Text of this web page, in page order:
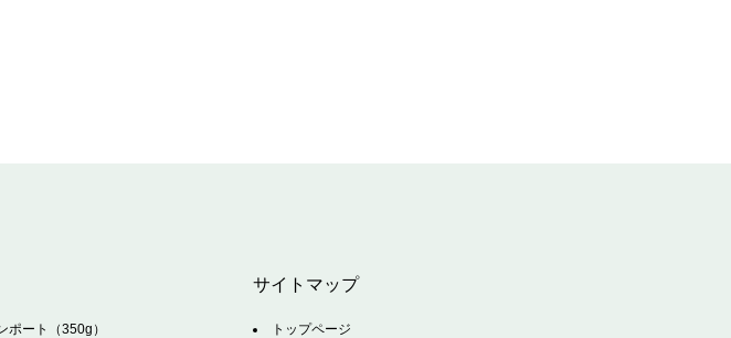
ポート（350g）
サイトマップ
トップページ